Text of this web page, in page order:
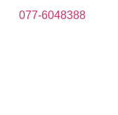
077-6048388